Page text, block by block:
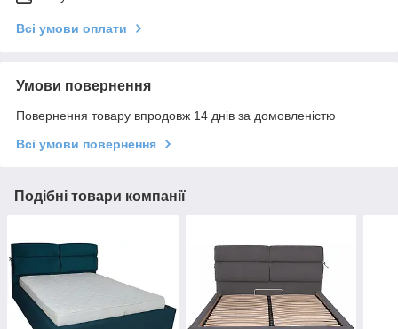
Всі умови оплати
Умови повернення
Повернення товару впродовж 14 днів за домовленістю
Всі умови повернення
Подібні товари компанії